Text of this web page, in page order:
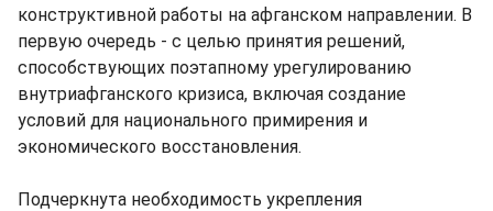
конструктивной работы на афганском направлении. В
первую очередь - с целью принятия решений,
способствующих поэтапному урегулированию
внутриафганского кризиса, включая создание
условий для национального примирения и
экономического восстановления.
Подчеркнута необходимость укрепления